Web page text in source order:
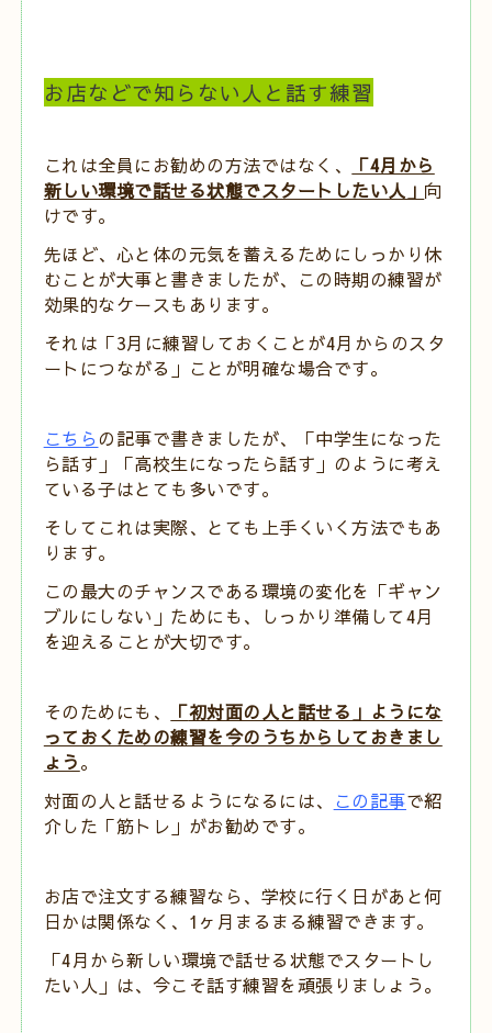
お店などで知らない人と話す練習
これは全員にお勧めの方法ではなく、
「4月から
新しい環境で話せる状態でスタートしたい人」 向
けです。
先ほど、心と体の元気を蓄えるためにしっかり休
むことが大事と書きましたが、
この時期の練習が
効果的なケースもあります。
それは「3月に練習しておくことが4月からのスタ
ートにつながる」ことが明確な場合です。
こちらの記事で書きましたが、「中学生になった
ら話す」「高校生になったら話す」のように考え
ている子はとても多いです。
そしてこれは実際、とても上手くいく方法でもあ
ります。
この最大のチャンスである環境の変化を「ギャン
ブルにしない」ためにも、しっかり準備して4月
を迎えることが大切です。
そのためにも、 「初対面の人と話せる」ようにな
っておくための練習を今のうちからしておきまし
ょう。
対面の人と話せるようになるには、
この記事で紹
介した「筋トレ」がお勧めです。
お店で注文する練習なら、学校に行く日があと何
日かは関係なく、1ヶ月まるまる練習できます。
「4月から新しい環境で話せる状態でスタートし
たい人」は、今こそ話す練習を頑張りましょう。